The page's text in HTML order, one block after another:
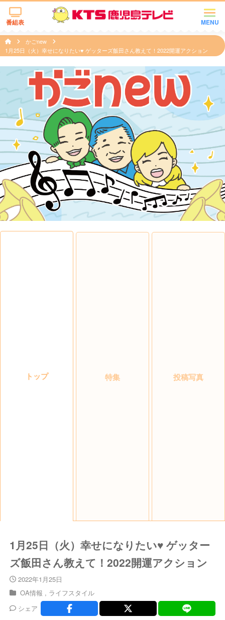
MENU
番組表
かごnew
1月25日（火）幸せになりたい♥ ゲッターズ飯田さん教えて！2022開運アクション
トップ 特集 投稿写真
1月25日（火）幸せになりたい♥ ゲッター
ズ飯田さん教えて！2022開運アクション
2022年1月25日
OA情報
ライフスタイル
シェア